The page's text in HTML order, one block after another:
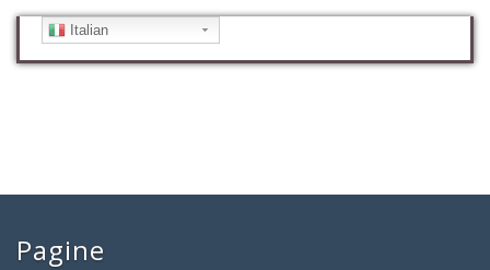
Italian
Pagine